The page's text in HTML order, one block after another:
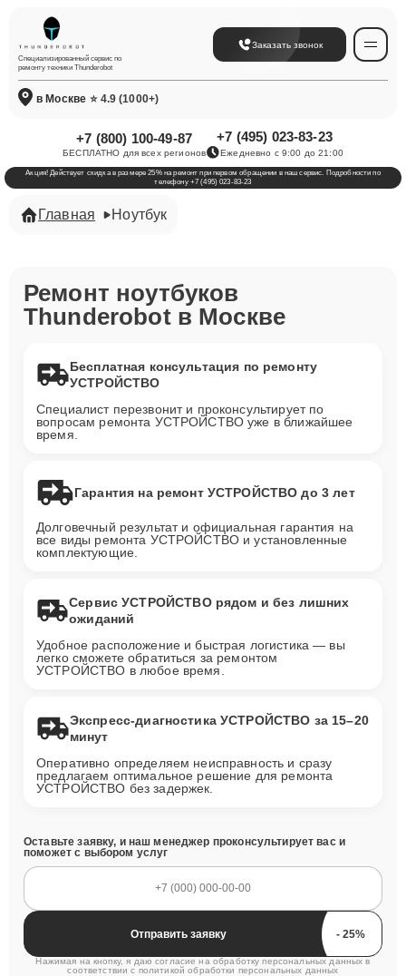
Специализированный сервис по
ремонту техники Thunderobot
Заказать звонок
в Москве ⭐ 4.9 (1000+)
+7 (800) 100-49-87
БЕСПЛАТНО для всех регионов
+7 (495) 023-83-23
Ежедневно с 9:00 до 21:00
Акция! Действует скидка в размере 25% на ремонт при первом обращении в наш сервис. Подробности по
телефону +7 (495) 023-83-23
Главная Ноутбук
Ремонт ноутбуков
Thunderobot в Москве
Бесплатная консультация по ремонту
УСТРОЙСТВО
Специалист перезвонит и проконсультирует по
вопросам ремонта УСТРОЙСТВО уже в ближайшее
время.
Гарантия на ремонт УСТРОЙСТВО до 3 лет
Долговечный результат и официальная гарантия на
все виды ремонта УСТРОЙСТВО и установленные
комплектующие.
Сервис УСТРОЙСТВО рядом и без лишних
ожиданий
Удобное расположение и быстрая логистика — вы
легко сможете обратиться за ремонтом
УСТРОЙСТВО в любое время.
Экспресс-диагностика УСТРОЙСТВО за 15–20
минут
Оперативно определяем неисправность и сразу
предлагаем оптимальное решение для ремонта
УСТРОЙСТВО без задержек.
Оставьте заявку, и наш менеджер проконсультирует вас и
поможет с выбором услуг
Отправить заявку
Нажимая на кнопку, я даю согласие на обработку персональных данных в
соответствии с политикой обработки персональных данных